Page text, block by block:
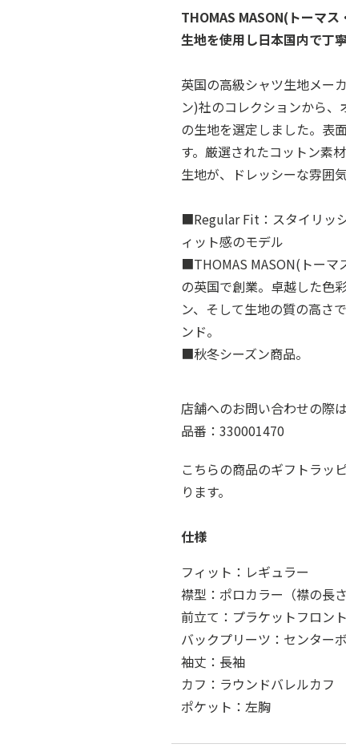
THOMAS MASON(トーマ
生地を使用し日本国内で丁
英国の高級シャツ生地メー
ン)社のコレクションから
の生地を選定しました。表
す。厳選されたコットン素
生地が、ドレッシーな雰囲
■Regular Fit：スタイリッ
ィット感のモデル
■THOMAS MASON(トーマ
の英国で創業。卓越した色
ン、そして生地の質の高さ
ンド。
■秋冬シーズン商品。
店舗へのお問い合わせの際
品番：330001470
こちらの商品のギフトラッ
ります。
仕様
フィット：レギュラー
襟型：ポロカラー（襟の長さ
前立て：プラケットフロント
バックプリーツ：センター
袖丈：長袖
カフ：ラウンドバレルカフ
ポケット：左胸